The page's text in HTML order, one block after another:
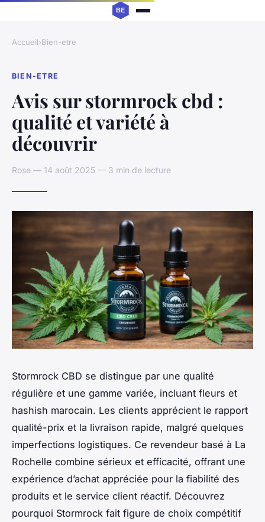
Accueil›Bien-etre
BIEN-ETRE
Avis sur stormrock cbd :
qualité et variété à
découvrir
Rose — 14 août 2025 — 3 min de lecture
Stormrock CBD se distingue par une qualité
régulière et une gamme variée, incluant fleurs et
hashish marocain. Les clients apprécient le rapport
qualité-prix et la livraison rapide, malgré quelques
imperfections logistiques. Ce revendeur basé à La
Rochelle combine sérieux et efficacité, offrant une
expérience d’achat appréciée pour la fiabilité des
produits et le service client réactif. Découvrez
pourquoi Stormrock fait figure de choix compétitif